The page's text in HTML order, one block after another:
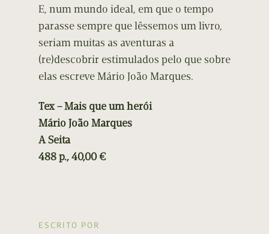
E, num mundo ideal, em que o tempo
parasse sempre que lêssemos um livro,
seriam muitas as aventuras a
(re)descobrir estimulados pelo que sobre
elas escreve Mário João Marques.
Tex – Mais que um herói
Mário João Marques
A Seita
488 p., 40,00 €
ESCRITO POR